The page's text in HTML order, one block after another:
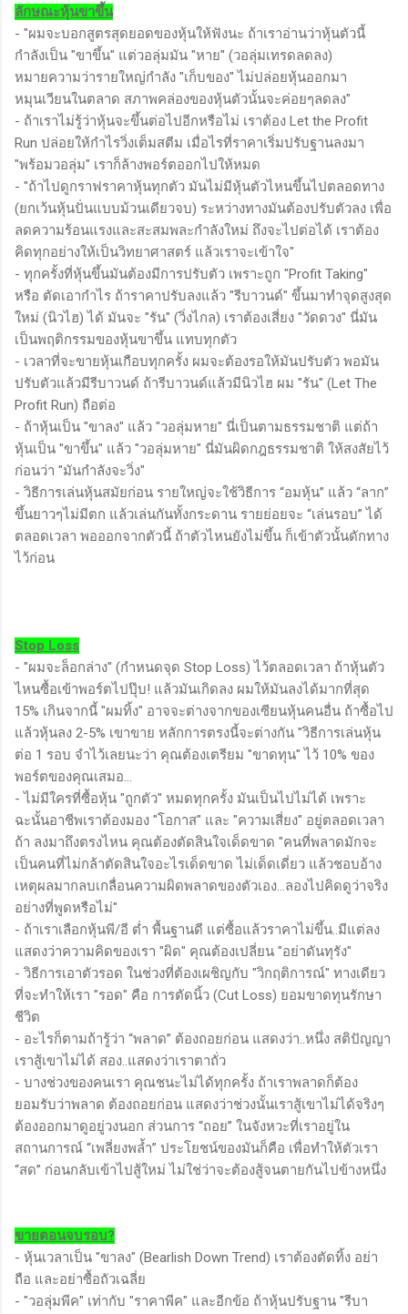
ลักษณะหุ้นขาขึ้น
- "ผมจะบอกสูตรสุดยอดของหุ้นให้ฟังนะ ถ้าเราอ่านว่าหุ้นตัวนี้
กำลังเป็น "ขาขึ้น" แต่วอลุ่มมัน "หาย" (วอลุ่มเทรดลดลง)
หมายความว่ารายใหญ่กำลัง "เก็บของ" ไม่ปล่อยหุ้นออกมา
หมุนเวียนในตลาด สภาพคล่องของหุ้นตัวนั้นจะค่อยๆลดลง"
- ถ้าเราไม่รู้ว่าหุ้นจะขึ้นต่อไปอีกหรือไม่ เราต้อง Let the Profit
Run ปล่อยให้กำไรวิ่งเต็มสตีม เมื่อไรที่ราคาเริ่มปรับฐานลงมา
"พร้อมวอลุ่ม" เราก็ล้างพอร์ตออกไปให้หมด
- "ถ้าไปดูกราฟราคาหุ้นทุกตัว มันไม่มีหุ้นตัวไหนขึ้นไปตลอดทาง
(ยกเว้นหุ้นปั่นแบบม้วนเดียวจบ) ระหว่างทางมันต้องปรับตัวลง เพื่อ
ลดความร้อนแรงและสะสมพละกำลังใหม่ ถึงจะไปต่อได้ เราต้อง
คิดทุกอย่างให้เป็นวิทยาศาสตร์ แล้วเราจะเข้าใจ"
- ทุกครั้งที่หุ้นขึ้นมันต้องมีการปรับตัว เพราะถูก "Profit Taking"
หรือ ตัดเอากำไร ถ้าราคาปรับลงแล้ว "รีบาวนด์" ขึ้นมาทำจุดสูงสุด
ใหม่ (นิวไฮ) ได้ มันจะ "รัน" (วิ่งไกล) เราต้องเสี่ยง "วัดดวง" นี่มัน
เป็นพฤติกรรมของหุ้นขาขึ้น แทบทุกตัว
- เวลาที่จะขายหุ้นเกือบทุกครั้ง ผมจะต้องรอให้มันปรับตัว พอมัน
ปรับตัวแล้วมีรีบาวนด์ ถ้ารีบาวนด์แล้วมีนิวไฮ ผม "รัน" (Let The
Profit Run) ถือต่อ
- ถ้าหุ้นเป็น "ขาลง" แล้ว "วอลุ่มหาย" นี่เป็นตามธรรมชาติ แต่ถ้า
หุ้นเป็น "ขาขึ้น" แล้ว "วอลุ่มหาย" นี่มันผิดกฎธรรมชาติ ให้สงสัยไว้
ก่อนว่า "มันกำลังจะวิ่ง"
- วิธีการเล่นหุ้นสมัยก่อน รายใหญ่จะใช้วิธีการ “อมหุ้น” แล้ว “ลาก”
ขึ้นยาวๆไม่มีตก แล้วเล่นกันทั้งกระดาน รายย่อยจะ “เล่นรอบ” ได้
ตลอดเวลา พอออกจากตัวนี้ ถ้าตัวไหนยังไม่ขึ้น ก็เข้าตัวนั้นดักทาง
ไว้ก่อน
Stop Loss
- "ผมจะล็อกล่าง" (กำหนดจุด Stop Loss) ไว้ตลอดเวลา ถ้าหุ้นตัว
ไหนซื้อเข้าพอร์ตไปปุ๊บ! แล้วมันเกิดลง ผมให้มันลงได้มากที่สุด
15% เกินจากนี้ "ผมทิ้ง" อาจจะต่างจากของเซียนหุ้นคนอื่น ถ้าซื้อไป
แล้วหุ้นลง 2-5% เขาขาย หลักการตรงนี้จะต่างกัน "วิธีการเล่นหุ้น
ต่อ 1 รอบ จำไว้เลยนะว่า คุณต้องเตรียม "ขาดทุน" ไว้ 10% ของ
พอร์ตของคุณเสมอ...
- ไม่มีใครที่ซื้อหุ้น "ถูกตัว" หมดทุกครั้ง มันเป็นไปไม่ได้ เพราะ
ฉะนั้นอาชีพเราต้องมอง "โอกาส" และ "ความเสี่ยง" อยู่ตลอดเวลา
ถ้า ลงมาถึงตรงไหน คุณต้องตัดสินใจเด็ดขาด "คนที่พลาดมักจะ
เป็นคนที่ไม่กล้าตัดสินใจอะไรเด็ดขาด ไม่เด็ดเดี่ยว แล้วชอบอ้าง
เหตุผลมากลบเกลื่อนความผิดพลาดของตัวเอง...ลองไปคิดดูว่าจริง
อย่างที่พูดหรือไม่"
- ถ้าเราเลือกหุ้นพี/อี ต่ำ พื้นฐานดี แต่ซื้อแล้วราคาไม่ขึ้น..มีแต่ลง
แสดงว่าความคิดของเรา "ผิด" คุณต้องเปลี่ยน "อย่าดันทุรัง"
- วิธีการเอาตัวรอด ในช่วงที่ต้องเผชิญกับ "วิกฤติการณ์" ทางเดียว
ที่จะทำให้เรา "รอด" คือ การตัดนิ้ว (Cut Loss) ยอมขาดทุนรักษา
ชีวิต
- อะไรก็ตามถ้ารู้ว่า “พลาด” ต้องถอยก่อน แสดงว่า..หนึ่ง สติปัญญา
เราสู้เขาไม่ได้ สอง..แสดงว่าเราตาถั่ว
- บางช่วงของคนเรา คุณชนะไม่ได้ทุกครั้ง ถ้าเราพลาดก็ต้อง
ยอมรับว่าพลาด ต้องถอยก่อน แสดงว่าช่วงนั้นเราสู้เขาไม่ได้จริงๆ
ต้องออกมาดูอยู่วงนอก ส่วนการ “ถอย” ในจังหวะที่เราอยู่ใน
สถานการณ์ “เพลี่ยงพล้ำ” ประโยชน์ของมันก็คือ เพื่อทำให้ตัวเรา
“สด” ก่อนกลับเข้าไปสู้ใหม่ ไม่ใช่ว่าจะต้องสู้จนตายกันไปข้างหนึ่ง
ขายตอนจบรอบ?
- หุ้นเวลาเป็น "ขาลง" (Bearlish Down Trend) เราต้องตัดทิ้ง อย่า
ถือ และอย่าซื้อถัวเฉลี่ย
- "วอลุ่มพีค" เท่ากับ "ราคาพีค" และอีกข้อ ถ้าหุ้นปรับฐาน "รีบา